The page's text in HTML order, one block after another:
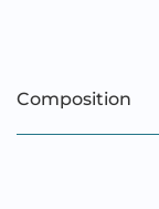
Composition